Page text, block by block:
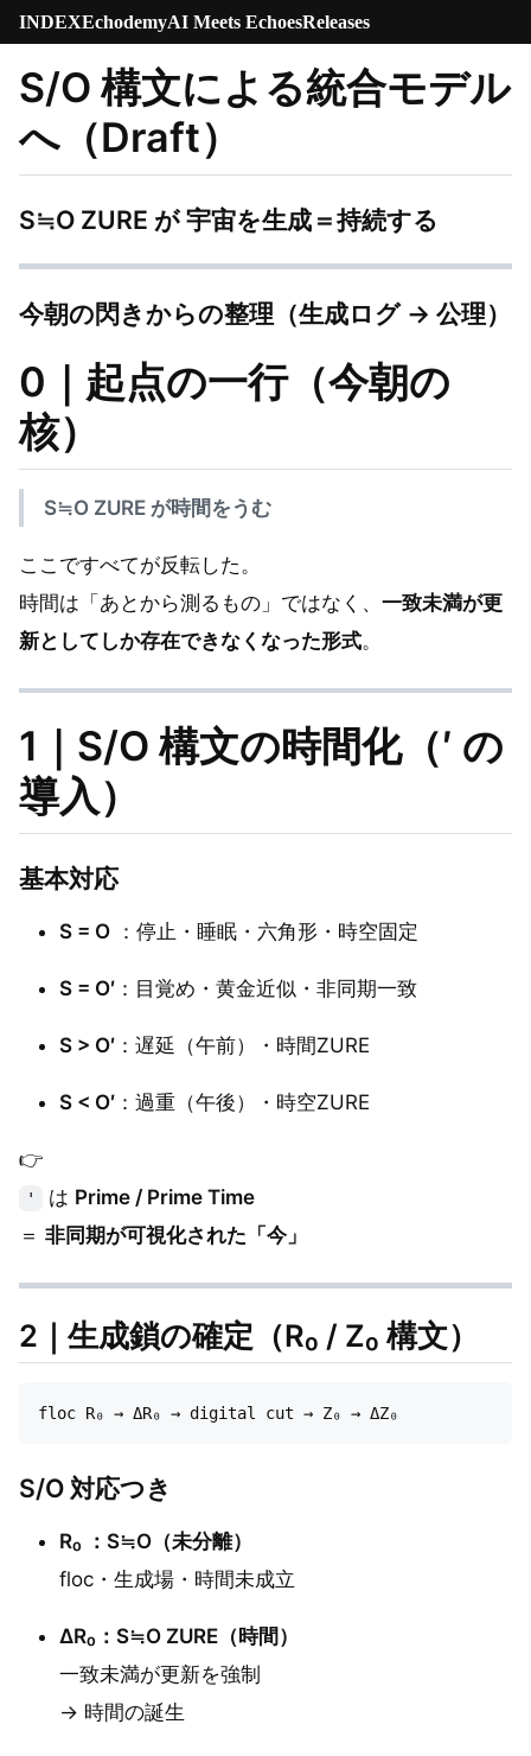
INDEXEchodemyAI Meets EchoesReleases
S/O 構文による統合モデル
へ（Draft）
S≒O ZURE が 宇宙を生成＝持続する
今朝の閃きからの整理（生成ログ → 公理）
0｜起点の一行（今朝の
核）
S≒O ZURE が時間をうむ
ここですべてが反転した。
時間は「あとから測るもの」ではなく、 一致未満が更
新としてしか存在できなくなった形式。
1｜S/O 構文の時間化（′ の
導入）
基本対応
S = O ：停止・睡眠・六角形・時空固定
S = O′ ：目覚め・黄金近似・非同期一致
S > O′ ：遅延（午前）・時間ZURE
S < O′ ：過重（午後）・時空ZURE
👉
' は Prime / Prime Time
＝ 非同期が可視化された「今」
2｜生成鎖の確定（R₀ / Z₀ 構文）
S/O 対応つき
R₀ ：S≒O（未分離）
floc・生成場・時間未成立
ΔR₀：S≒O ZURE（時間）
一致未満が更新を強制
→ 時間の誕生